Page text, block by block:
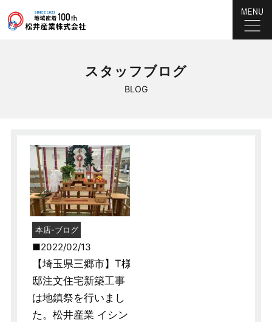
BLOG
スタッフブログ
本店-ブログ
2022/02/13
【埼玉県三郷市】T様
邸注文住宅新築工事
は地鎮祭を行いまし
た。松井産業 イシン